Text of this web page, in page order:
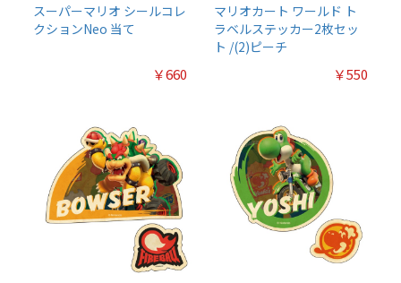
スーパーマリオ シールコレ
クションNeo 当て
￥660
マリオカート ワールド ト
ラベルステッカー2枚セッ
ト /(2)ピーチ
￥550